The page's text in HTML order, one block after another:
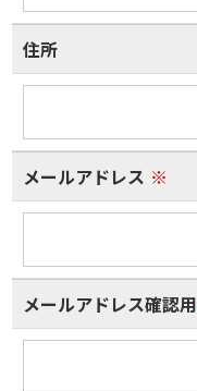
住所
メールアドレス ※
メールアドレス確認用